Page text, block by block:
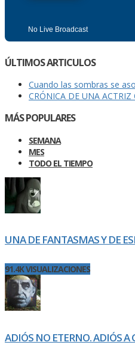
ÚLTIMOS ARTICULOS
Cuando las sombras se
CRÓNICA DE UNA
MÁS POPULARES
SEMANA
MES
TODO EL TIEMPO
UNA DE FANTASMAS Y DE
91.4K VISUALIZACIONES
ADIÓS NO ETERNO. ADIÓS A